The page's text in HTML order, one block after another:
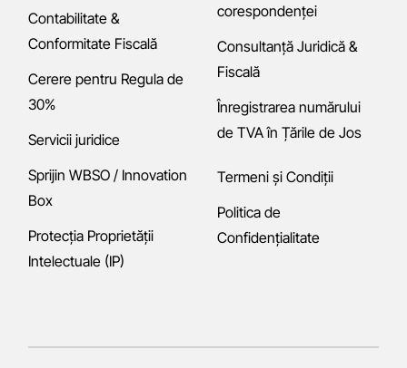
Contabilitate &
Conformitate Fiscală
Cerere pentru Regula de
30%
Servicii juridice
Sprijin WBSO / Innovation
Box
Protecția Proprietății
Intelectuale (IP)
corespondenței
Consultanță Juridică &
Fiscală
Înregistrarea numărului
de TVA în Țările de Jos
Termeni și Condiții
Politica de
Confidențialitate